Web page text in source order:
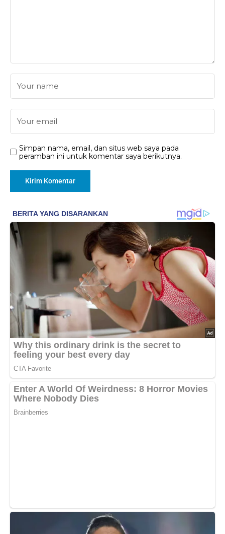
Simpan nama, email, dan situs web saya pada
peramban ini untuk komentar saya berikutnya.